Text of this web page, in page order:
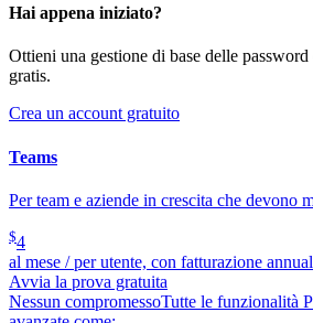
Hai appena iniziato?
Ottieni una gestione di base delle password
gratis.
Crea un account gratuito
Teams
Per team e aziende in crescita che devono
$4
al mese / per utente, con fatturazione
Avvia la prova gratuita
Nessun compromessoTutte le funzionalità